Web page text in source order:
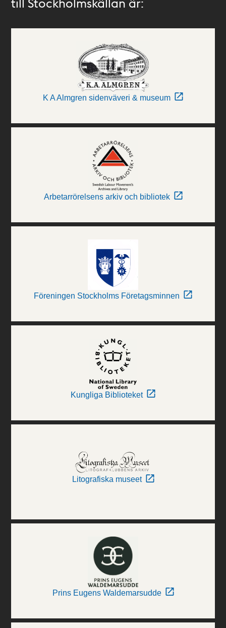
K A Almgren sidenväveri & museum
Arbetarrörelsens arkiv och bibliotek
Föreningen Stockholms Företagsminnen
Kungliga Biblioteket
Litografiska museet
Prins Eugens Waldemarsudde